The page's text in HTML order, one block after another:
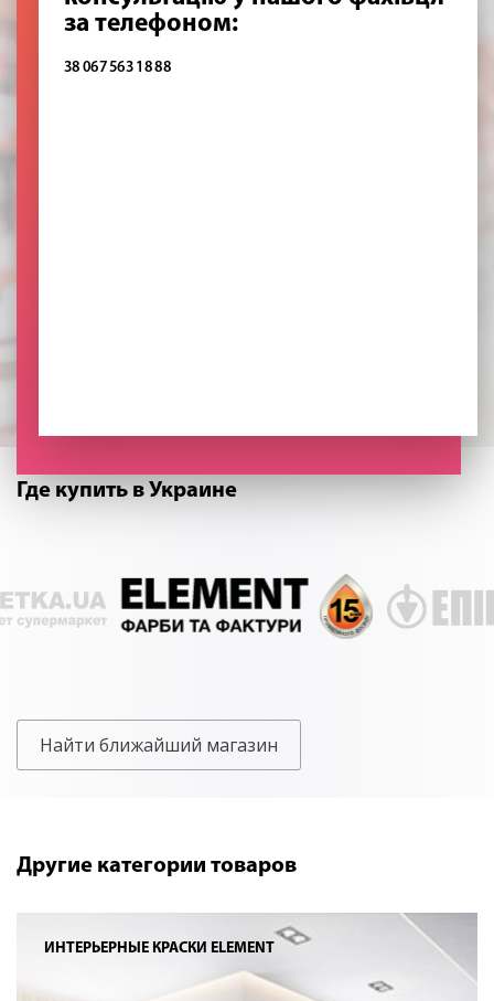
за телефоном:
38 067 563 18 88
Где купить в Украине
Найти ближайший магазин
Другие категории товаров
ИНТЕРЬЕРНЫЕ КРАСКИ ELEMENT